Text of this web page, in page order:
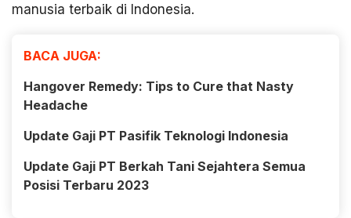
manusia terbaik di Indonesia.
BACA JUGA:
Hangover Remedy: Tips to Cure that Nasty
Headache
Update Gaji PT Pasifik Teknologi Indonesia
Update Gaji PT Berkah Tani Sejahtera Semua
Posisi Terbaru 2023